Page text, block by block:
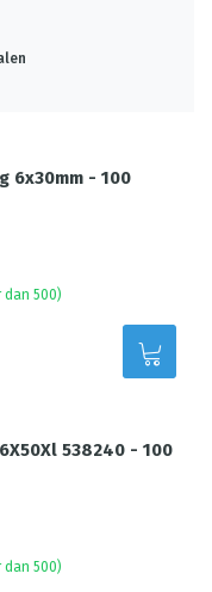
6x30mm - 100
dan 500)
538240 - 100
dan 500)